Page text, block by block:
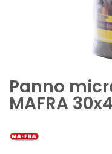
Panno
MAFRA